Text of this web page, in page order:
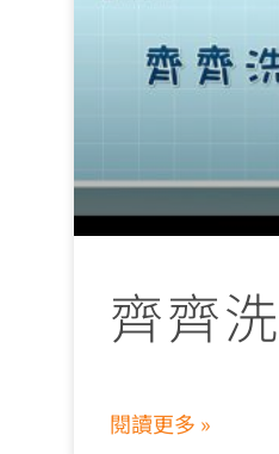
齊齊
閱讀更多 »